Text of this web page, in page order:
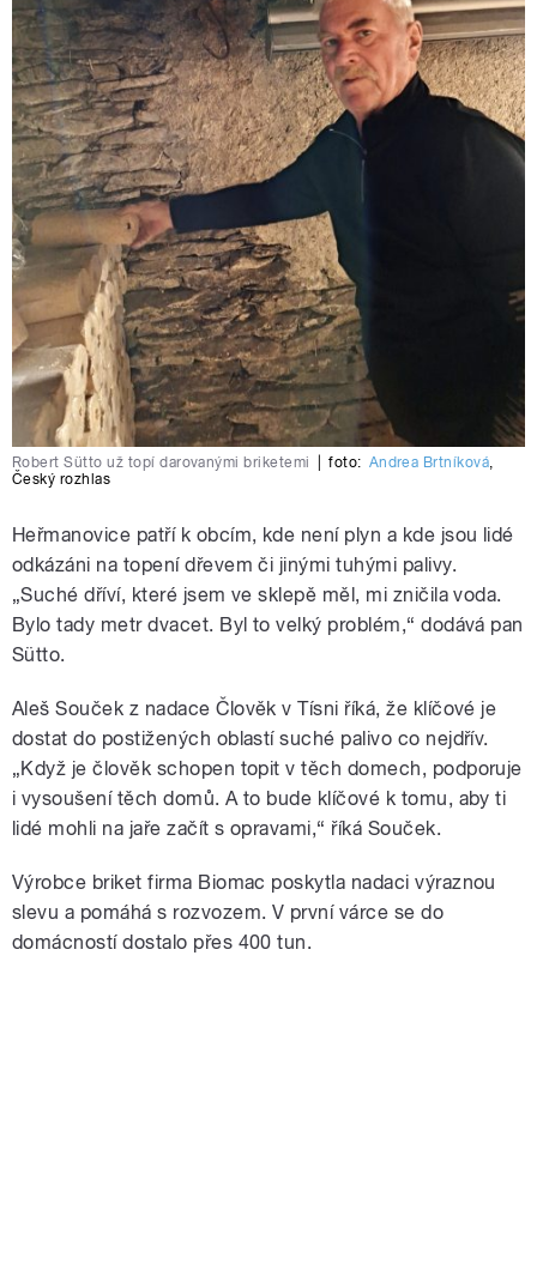
Robert Sütto už topí darovanými briketemi foto: Andrea Brtníková
Český rozhlas
Heřmanovice patří k obcím, kde není plyn a kde jsou lidé
odkázáni na topení dřevem či jinými tuhými palivy.
„Suché dříví, které jsem ve sklepě měl, mi zničila voda.
Bylo tady metr dvacet. Byl to velký problém,“ dodává pan
Sütto.
Aleš Souček z nadace Člověk v Tísni říká, že klíčové je
dostat do postižených oblastí suché palivo co nejdřív.
„Když je člověk schopen topit v těch domech, podporuje
i vysoušení těch domů. A to bude klíčové k tomu, aby ti
lidé mohli na jaře začít s opravami,“ říká Souček.
Výrobce briket firma Biomac poskytla nadaci výraznou
slevu a pomáhá s rozvozem. V první várce se do
domácností dostalo přes 400 tun.